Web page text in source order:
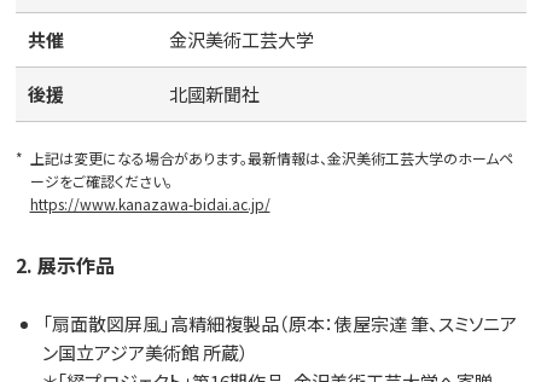
共催 金沢美術工芸大学
後援 北國新聞社
*
上記は変更になる場合があります。最新情報は、金沢美術工芸大学のホームペ
ージをご確認ください。
https://www.kanazawa-bidai.ac.jp/
2. 展示作品
「扇面散図屏風」高精細複製品（原本：俵屋宗達 筆、スミソニア
ン国立アジア美術館 所蔵）